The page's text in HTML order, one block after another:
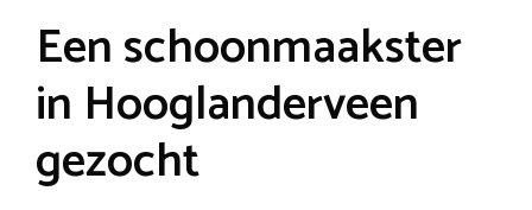
Een schoonmaakster
in Hooglanderveen
gezocht